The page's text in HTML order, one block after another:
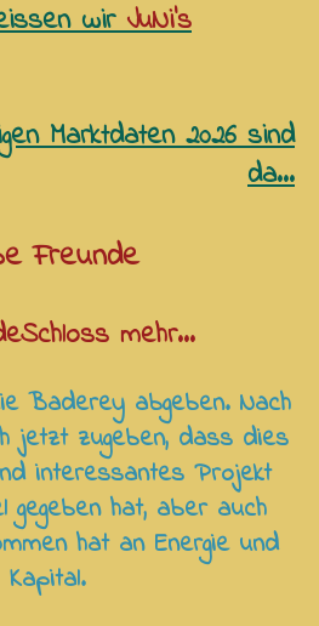
wirJuNi's
Marktdaten 2026 sind
da...
Freunde
mehr...
Baderey abgeben. Nach
jetzt zugeben, dass dies
interessantes Projekt
gegeben hat, aber auch
hat an Energie und
Kapital.